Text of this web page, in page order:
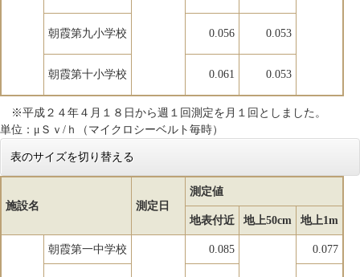
朝霞第九小学校 0.056 0.053
朝霞第十小学校 0.061 0.053
※平成２４年４月１８日から週１回測定を月１回としました。
単位：μＳｖ/ｈ（マイクロシーベルト毎時）
表のサイズを切り替える
施設名 測定日
測定値
地表付近 地上50cm 地上1m
朝霞第一中学校 0.085 0.077